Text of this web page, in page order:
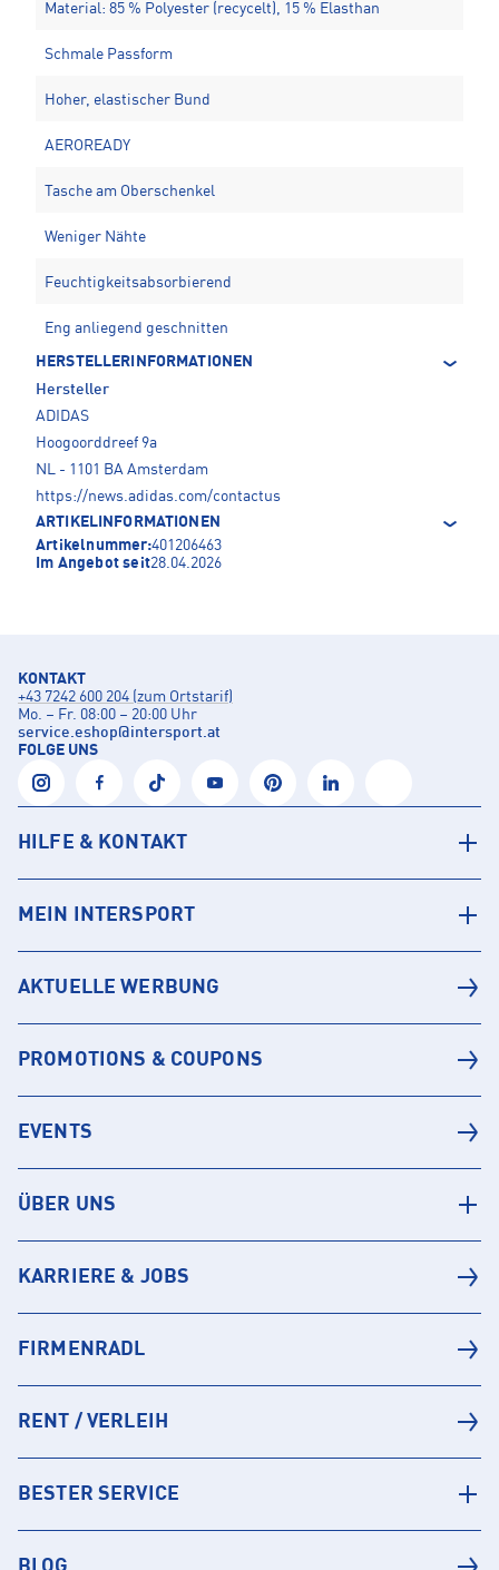
Material: 85 % Polyester (recycelt), 15 % Elasthan
Schmale Passform
Hoher, elastischer Bund
AEROREADY
Tasche am Oberschenkel
Weniger Nähte
Feuchtigkeitsabsorbierend
Eng anliegend geschnitten
HERSTELLERINFORMATIONEN
Hersteller
ADIDAS
Hoogoorddreef 9a
NL - 1101 BA Amsterdam
https://news.adidas.com/contactus
ARTIKELINFORMATIONEN
Artikelnummer:401206463
Im Angebot seit28.04.2026
KONTAKT
+43 7242 600 204 (zum Ortstarif)
Mo. – Fr. 08:00 – 20:00 Uhr
service.eshop@intersport.at
FOLGE UNS
HILFE & KONTAKT
MEIN INTERSPORT
AKTUELLE WERBUNG
PROMOTIONS & COUPONS
EVENTS
ÜBER UNS
KARRIERE & JOBS
FIRMENRADL
RENT / VERLEIH
BESTER SERVICE